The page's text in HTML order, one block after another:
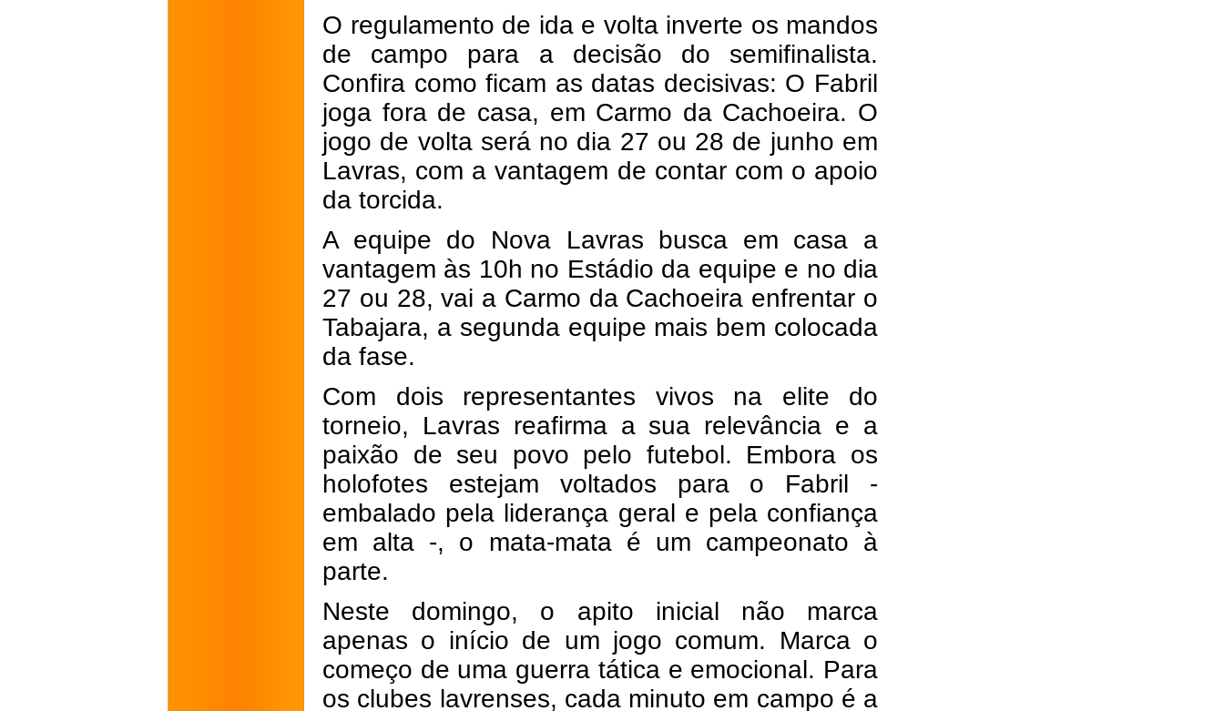
O regulamento de ida e volta inverte os mandos
de campo para a decisão do semifinalista.
Confira como ficam as datas decisivas: O Fabril
joga fora de casa, em Carmo da Cachoeira. O
jogo de volta será no dia 27 ou 28 de junho em
Lavras, com a vantagem de contar com o apoio
da torcida.
A equipe do Nova Lavras busca em casa a
vantagem às 10h no Estádio da equipe e no dia
27 ou 28, vai a Carmo da Cachoeira enfrentar o
Tabajara, a segunda equipe mais bem colocada
da fase.
Com dois representantes vivos na elite do
torneio, Lavras reafirma a sua relevância e a
paixão de seu povo pelo futebol. Embora os
holofotes estejam voltados para o Fabril -
embalado pela liderança geral e pela confiança
em alta -, o mata-mata é um campeonato à
parte.
Neste domingo, o apito inicial não marca
apenas o início de um jogo comum. Marca o
começo de uma guerra tática e emocional. Para
os clubes lavrenses, cada minuto em campo é a